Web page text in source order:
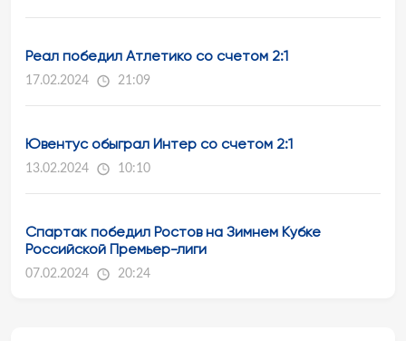
Реал победил Атлетико со счетом 2:1
17.02.2024 21:09
Ювентус обыграл Интер со счетом 2:1
13.02.2024 10:10
Спартак победил Ростов на Зимнем Кубке
Российской Премьер-лиги
07.02.2024 20:24